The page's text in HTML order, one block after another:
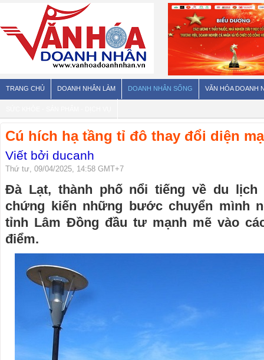
TRANG CHỦ DOANH NHÂN LÀM DOANH NHÂN SỐNG VĂN HÓA DOANH
Cú hích hạ tầng tỉ đô thay đổi diện
Viết bởi ducanh
Thứ tư, 09/04/2025, 14:58 GMT+7
Đà Lạt, thành phố nổi tiếng về du lịch
chứng kiến những bước chuyển mình
tỉnh Lâm Đồng đầu tư mạnh mẽ vào
điểm.